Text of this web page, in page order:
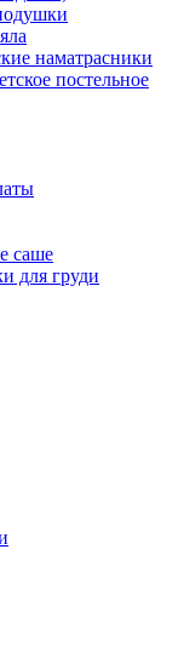
наматрасники
постельное
саше
для груди